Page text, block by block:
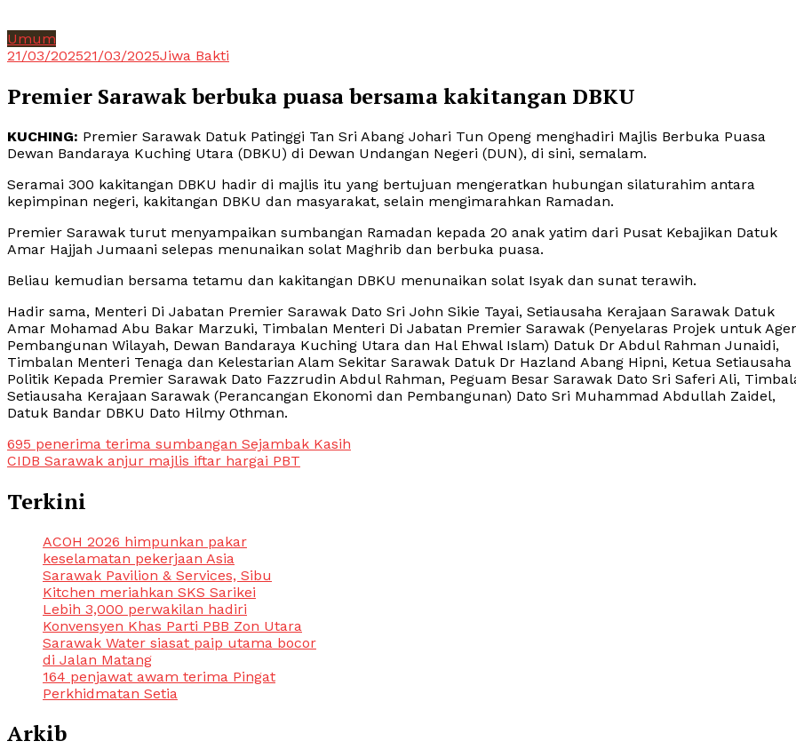
Umum
21/03/202521/03/2025Jiwa Bakti
Premier Sarawak berbuka puasa bersama kakitangan DBKU
KUCHING: Premier Sarawak Datuk Patinggi Tan Sri Abang Johari Tun Openg menghadiri Majlis Berbuka Puasa
Dewan Bandaraya Kuching Utara (DBKU) di Dewan Undangan Negeri (DUN), di sini, semalam.
Seramai 300 kakitangan DBKU hadir di majlis itu yang bertujuan mengeratkan hubungan silaturahim antara
kepimpinan negeri, kakitangan DBKU dan masyarakat, selain mengimarahkan Ramadan.
Premier Sarawak turut menyampaikan sumbangan Ramadan kepada 20 anak yatim dari Pusat Kebajikan Datuk
Amar Hajjah Jumaani selepas menunaikan solat Maghrib dan berbuka puasa.
Beliau kemudian bersama tetamu dan kakitangan DBKU menunaikan solat Isyak dan sunat terawih.
Hadir sama, Menteri Di Jabatan Premier Sarawak Dato Sri John Sikie Tayai, Setiausaha Kerajaan Sarawak Datuk
Amar Mohamad Abu Bakar Marzuki, Timbalan Menteri Di Jabatan Premier Sarawak (Penyelaras Projek untuk
Pembangunan Wilayah, Dewan Bandaraya Kuching Utara dan Hal Ehwal Islam) Datuk Dr Abdul Rahman Junaidi,
Timbalan Menteri Tenaga dan Kelestarian Alam Sekitar Sarawak Datuk Dr Hazland Abang Hipni, Ketua Setiausaha
Politik Kepada Premier Sarawak Dato Fazzrudin Abdul Rahman, Peguam Besar Sarawak Dato Sri Saferi Ali,
Setiausaha Kerajaan Sarawak (Perancangan Ekonomi dan Pembangunan) Dato Sri Muhammad Abdullah Zaidel,
Datuk Bandar DBKU Dato Hilmy Othman.
Post
navigation
695 penerima terima sumbangan Sejambak Kasih
CIDB Sarawak anjur majlis iftar hargai PBT
Terkini
ACOH 2026 himpunkan pakar
keselamatan pekerjaan Asia
Sarawak Pavilion & Services, Sibu
Kitchen meriahkan SKS Sarikei
Lebih 3,000 perwakilan hadiri
Konvensyen Khas Parti PBB Zon Utara
Sarawak Water siasat paip utama bocor
di Jalan Matang
164 penjawat awam terima Pingat
Perkhidmatan Setia
Arkib